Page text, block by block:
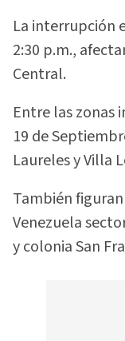
La interrupción
2:30 p.m.,
Central.
Entre las zonas
19 de
Laureles y Villa
También
Venezuela
y colonia San